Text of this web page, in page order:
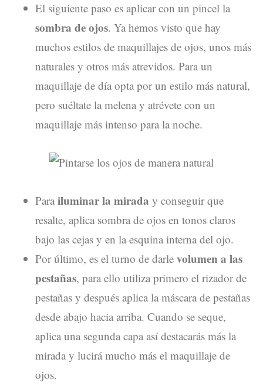
El siguiente paso es aplicar con un pincel la
sombra de ojos. Ya hemos visto que hay
muchos estilos de maquillajes de ojos, unos más
naturales y otros más atrevidos. Para un
maquillaje de día opta por un estilo más natural,
pero suéltate la melena y atrévete con un
maquillaje más intenso para la noche.
Para iluminar la mirada y conseguir que
resalte, aplica sombra de ojos en tonos claros
bajo las cejas y en la esquina interna del ojo.
Por último, es el turno de darle volumen a las
pestañas, para ello utiliza primero el rizador de
pestañas y después aplica la máscara de pestañas
desde abajo hacia arriba. Cuando se seque,
aplica una segunda capa así destacarás más la
mirada y lucirá mucho más el maquillaje de
ojos.